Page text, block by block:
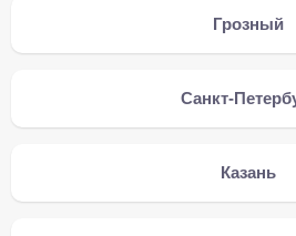
Грозный
Санкт-
Казань